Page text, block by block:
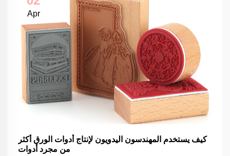
Apr
كيف يستخدم المهندسون اليدويون لإنتاج أدوات الورق أكثر
من مجرد أدوات